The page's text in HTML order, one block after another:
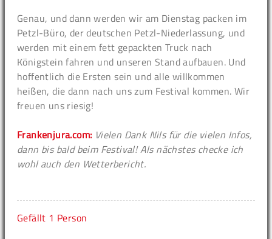
Genau, und dann werden wir am Dienstag packen im
Petzl-Büro, der deutschen Petzl-Niederlassung, und
werden mit einem fett gepackten Truck nach
Königstein fahren und unseren Stand aufbauen. Und
hoffentlich die Ersten sein und alle willkommen
heißen, die dann nach uns zum Festival kommen. Wir
freuen uns riesig!
Frankenjura.com: Vielen Dank Nils für die vielen Infos,
dann bis bald beim Festival! Als nächstes checke ich
wohl auch den Wetterbericht.
Gefällt 1 Person